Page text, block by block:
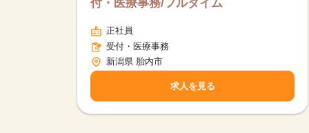
付・医療事務/フルタイム
正社員
受付・医療事務
新潟県 胎内市
求人を見る